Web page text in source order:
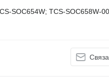
SOC654W; TCS-SOC658W-